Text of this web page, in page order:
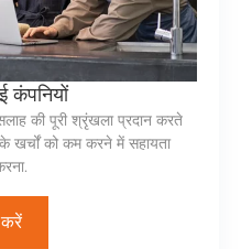
कंपनियों
की पूरी श्रृंखला प्रदान करते
खर्चों को कम करने में सहायता